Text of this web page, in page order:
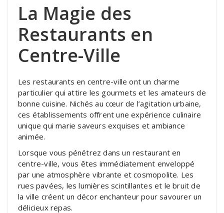
La Magie des
Restaurants en
Centre-Ville
Les restaurants en centre-ville ont un charme
particulier qui attire les gourmets et les amateurs de
bonne cuisine. Nichés au cœur de l’agitation urbaine,
ces établissements offrent une expérience culinaire
unique qui marie saveurs exquises et ambiance
animée.
Lorsque vous pénétrez dans un restaurant en
centre-ville, vous êtes immédiatement enveloppé
par une atmosphère vibrante et cosmopolite. Les
rues pavées, les lumières scintillantes et le bruit de
la ville créent un décor enchanteur pour savourer un
délicieux repas.